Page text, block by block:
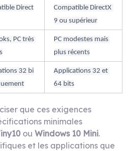
Direct
Compatible DirectX
9 ou supérieur
PC très
PC modestes mais
plus récents
32 bi
Applications 32 et
64 bits
que ces exigences
minimales
ou Windows 10 Mini.
et les applications que